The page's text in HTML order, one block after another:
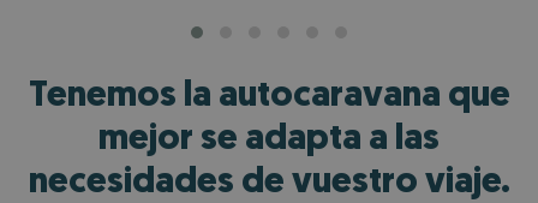
Tenemos la autocaravana que
mejor se adapta a las
necesidades de vuestro viaje.